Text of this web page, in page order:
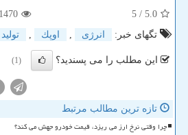
5.0
/ 5
1470
تگهای خبر:
انرژی , اوپك , تولید
این مطلب را می پسندید؟ (1)
تازه ترین مطالب مرتبط
چرا وقتی نرخ ارز می ریزد، قیمت خودرو جهش می کند؟